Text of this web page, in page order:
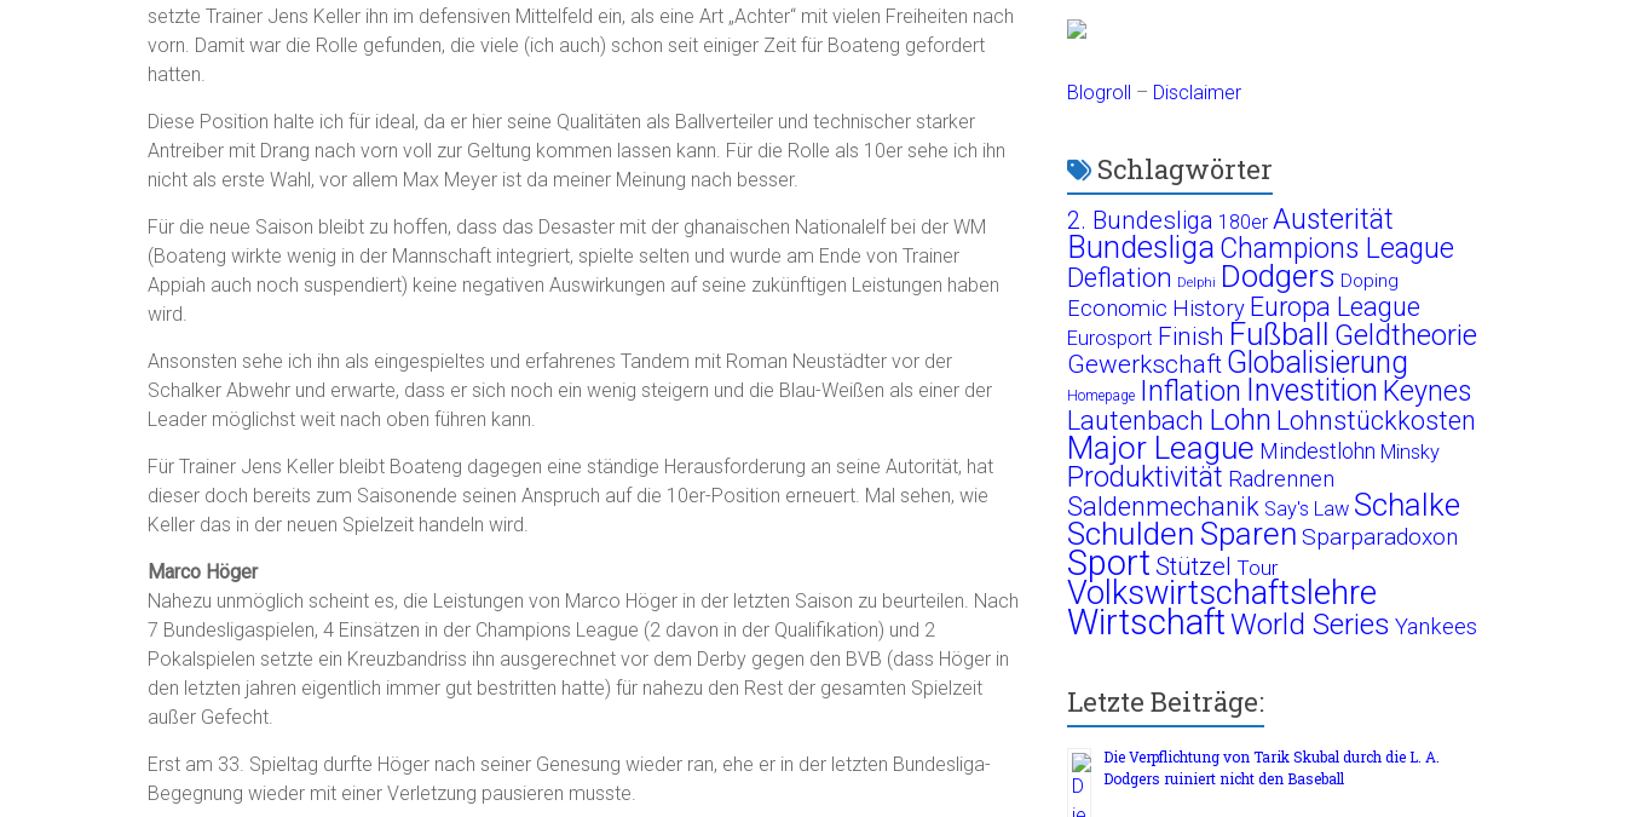
setzte Trainer Jens Keller ihn im defensiven Mittelfeld ein, als eine Art „Achter“ mit vielen Freiheiten nach
vorn. Damit war die Rolle gefunden, die viele (ich auch) schon seit einiger Zeit für Boateng gefordert
hatten.
Diese Position halte ich für ideal, da er hier seine Qualitäten als Ballverteiler und technischer starker
Antreiber mit Drang nach vorn voll zur Geltung kommen lassen kann. Für die Rolle als 10er sehe ich ihn
nicht als erste Wahl, vor allem Max Meyer ist da meiner Meinung nach besser.
Für die neue Saison bleibt zu hoffen, dass das Desaster mit der ghanaischen Nationalelf bei der WM
(Boateng wirkte wenig in der Mannschaft integriert, spielte selten und wurde am Ende von Trainer
Appiah auch noch suspendiert) keine negativen Auswirkungen auf seine zukünftigen Leistungen haben
wird.
Ansonsten sehe ich ihn als eingespieltes und erfahrenes Tandem mit Roman Neustädter vor der
Schalker Abwehr und erwarte, dass er sich noch ein wenig steigern und die Blau-Weißen als einer der
Leader möglichst weit nach oben führen kann.
Für Trainer Jens Keller bleibt Boateng dagegen eine ständige Herausforderung an seine Autorität, hat
dieser doch bereits zum Saisonende seinen Anspruch auf die 10er-Position erneuert. Mal sehen, wie
Keller das in der neuen Spielzeit handeln wird.
Marco Höger
Nahezu unmöglich scheint es, die Leistungen von Marco Höger in der letzten Saison zu beurteilen. Nach
7 Bundesligaspielen, 4 Einsätzen in der Champions League (2 davon in der Qualifikation) und 2
Pokalspielen setzte ein Kreuzbandriss ihn ausgerechnet vor dem Derby gegen den BVB (dass Höger in
den letzten jahren eigentlich immer gut bestritten hatte) für nahezu den Rest der gesamten Spielzeit
außer Gefecht.
Erst am 33. Spieltag durfte Höger nach seiner Genesung wieder ran, ehe er in der letzten Bundesliga-
Begegnung wieder mit einer Verletzung pausieren musste.
Blogroll – Disclaimer
Schlagwörter
2. Bundesliga 180er Austerität
Bundesliga Champions League
Deflation Delphi Dodgers Doping
Economic History Europa League
Eurosport Finish Fußball Geldtheorie
Gewerkschaft Globalisierung
Homepage Inflation Investition Keynes
Lautenbach Lohn Lohnstückkosten
Major League Mindestlohn Minsky
Produktivität Radrennen
Saldenmechanik Say's Law Schalke
Schulden Sparen Sparparadoxon
Sport Stützel Tour
Volkswirtschaftslehre
WirtschaftWorld Series Yankees
Letzte Beiträge:
Die Verpflichtung von Tarik Skubal durch die L. A.
Dodgers ruiniert nicht den Baseball